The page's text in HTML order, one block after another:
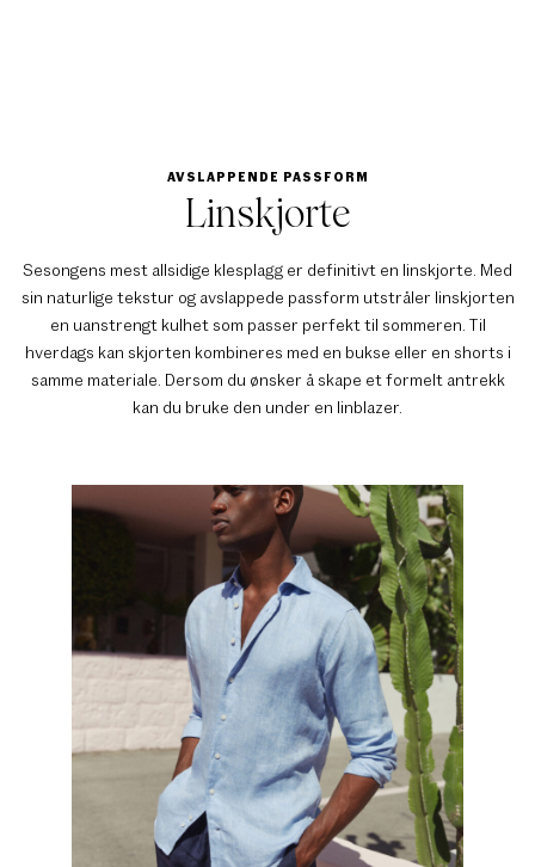
AVSLAPPENDE PASSFORM
Linskjorte
Sesongens mest allsidige klesplagg er definitivt en linskjorte. Med
sin naturlige tekstur og avslappede passform utstråler linskjorten
en uanstrengt kulhet som passer perfekt til sommeren. Til
hverdags kan skjorten kombineres med en bukse eller en shorts i
samme materiale. Dersom du ønsker å skape et formelt antrekk
kan du bruke den under en linblazer.